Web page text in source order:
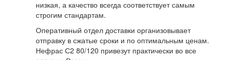
низкая, а качество всегда соответствует самым
строгим стандартам.
Оперативный отдел доставки организовывает
отправку в сжатые сроки и по оптимальным ценам.
Нефрас С2 80/120 привезут практически во все